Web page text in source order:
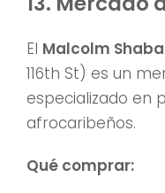
El Malcolm
116th St) es un
especializado en
afrocaribeños.
Qué comprar: